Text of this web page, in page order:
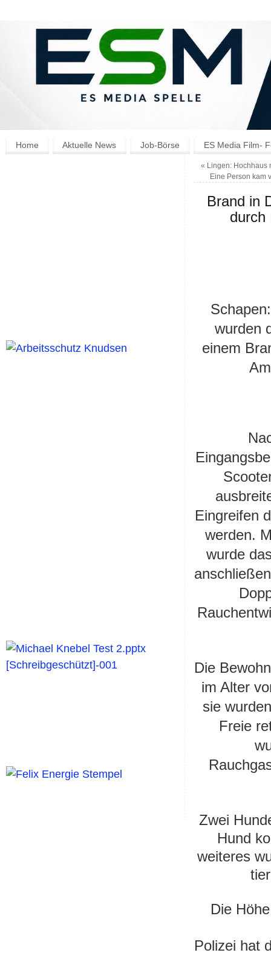
Home Aktuelle News Job-Börse ES Media Film-
« Lingen: Hochhaus
Eine Person kam
Brand in
durch
wurden
einem
Eingreifen
werden.
wurde
Die
im Alter
sie
Freie
Zwei
Hund
weiteres
Die
Polizei hat